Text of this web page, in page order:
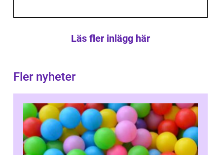
Läs fler inlägg här
Fler nyheter